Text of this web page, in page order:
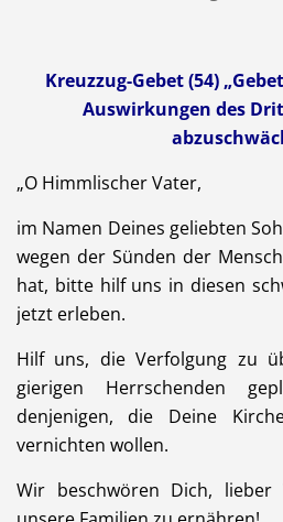
Kreuzzug-Gebet (54)
Auswirkungen des
„O Himmlischer Vater,
im Namen Deines geliebten
wegen der Sünden der
hat, bitte hilf uns in diesen
jetzt erleben.
Hilf uns, die Verfolgung zu
gierigen Herrschenden
denjenigen, die Deine
vernichten wollen.
Wir beschwören Dich,